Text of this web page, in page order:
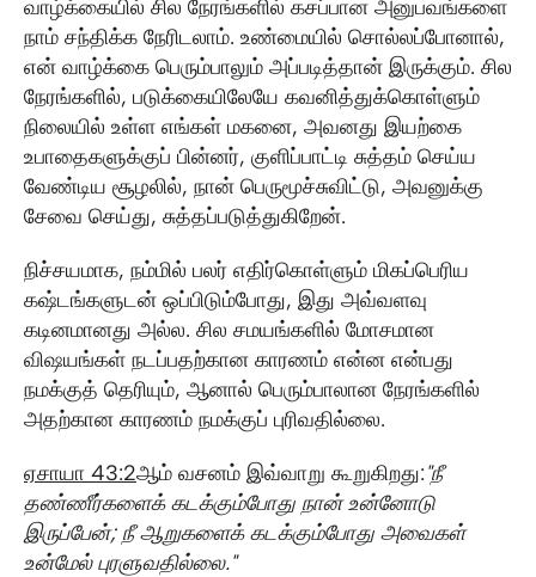
வாழ்க்கையில் சில நேரங்களில் கசப்பான அனுபவங்களை
நாம் சந்திக்க நேரிடலாம். உண்மையில் சொல்லப்போனால்,
என் வாழ்க்கை பெரும்பாலும் அப்படித்தான் இருக்கும். சில
நேரங்களில், படுக்கையிலேயே கவனித்துக்கொள்ளும்
நிலையில் உள்ள எங்கள் மகனை, அவனது இயற்கை
உபாதைகளுக்குப் பின்னர், குளிப்பாட்டி சுத்தம் செய்ய
வேண்டிய சூழலில்,​ நான் பெருமூச்சுவிட்டு, அவனுக்கு
சேவை செய்து, சுத்தப்படுத்துகிறேன்.
நிச்சயமாக, நம்மில் பலர் எதிர்கொள்ளும் மிகப்பெரிய
கஷ்டங்களுடன் ஒப்பிடும்போது, இது அவ்வளவு
கடினமானது அல்ல. சில சமயங்களில் மோசமான
விஷயங்கள் நடப்பதற்கான காரணம் என்ன என்பது
நமக்குத் தெரியும், ஆனால் பெரும்பாலான நேரங்களில்
அதற்கான காரணம் நமக்குப் புரிவதில்லை.
ஏசாயா 43:2ஆம் வசனம் இவ்வாறு கூறுகிறது:"நீ
தண்ணீர்களைக் கடக்கும்போது நான் உன்னோடு
இருப்பேன்; நீ ஆறுகளைக் கடக்கும்போது அவைகள்
உன்மேல் புரளுவதில்லை."